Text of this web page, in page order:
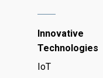
Innovative
Technologies
IoT